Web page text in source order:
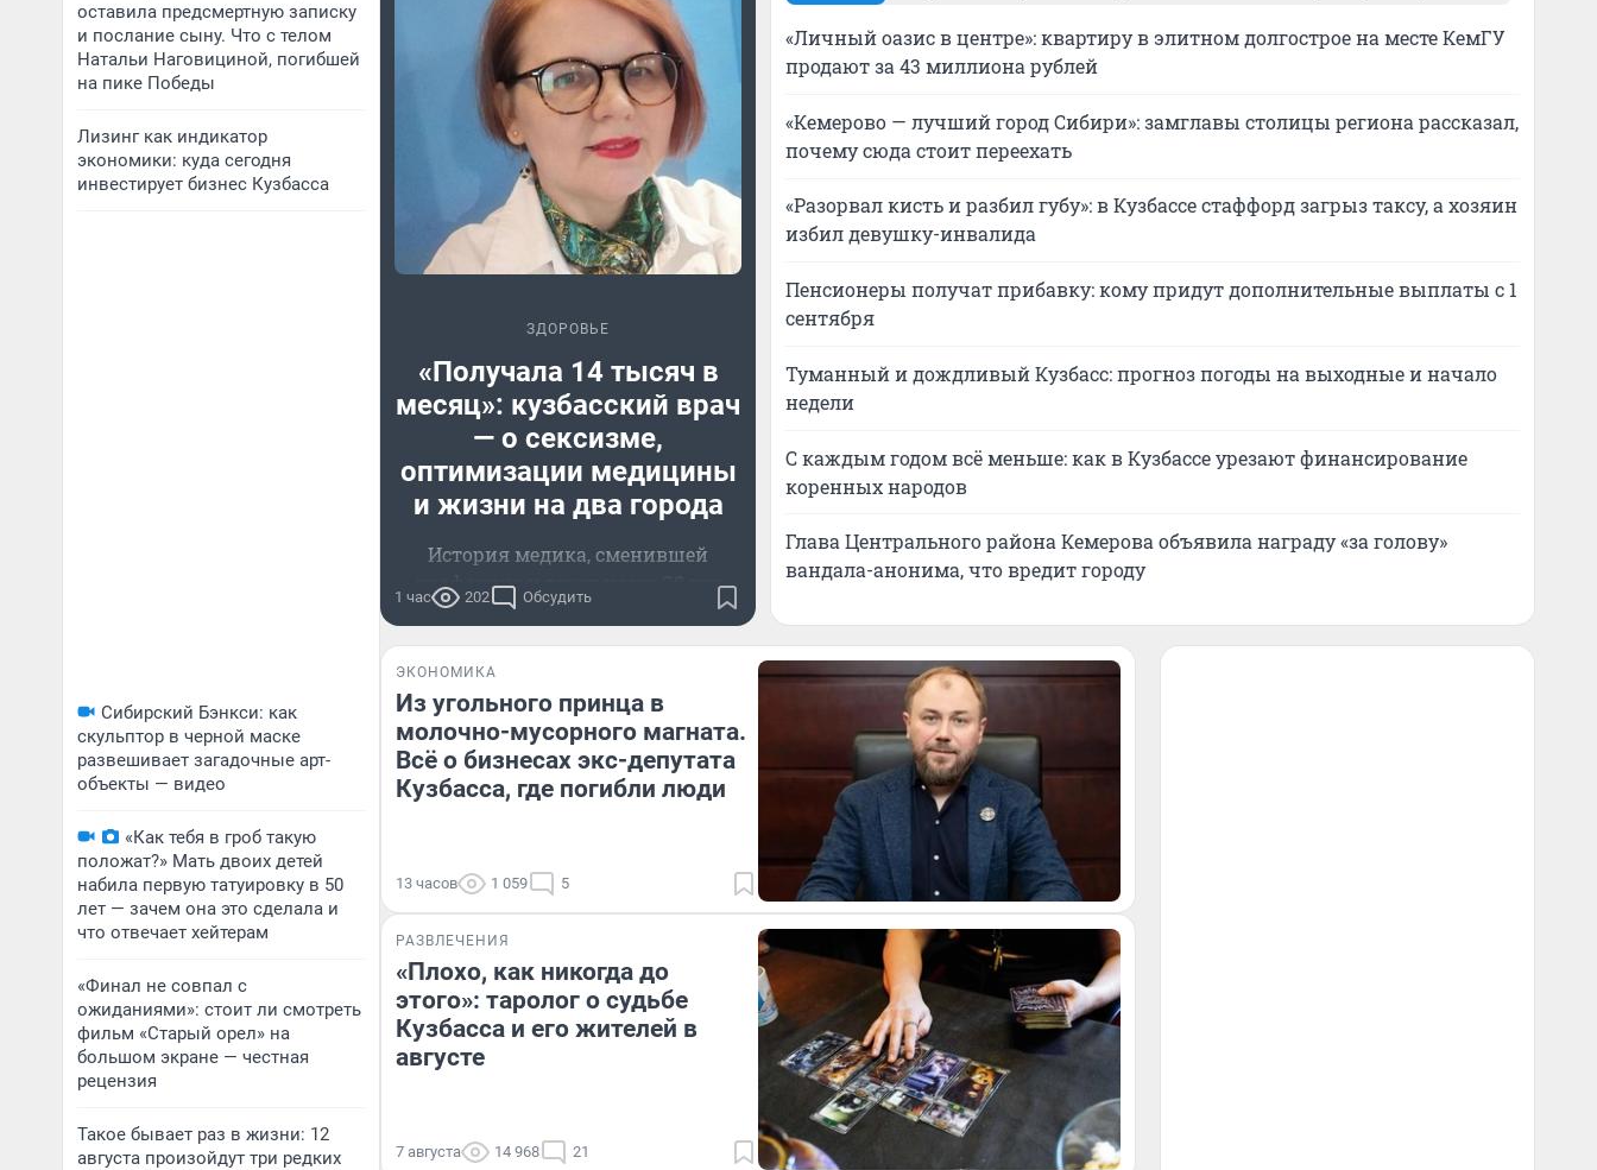
оставила предсмертную записку
и послание сыну. Что с телом
Натальи Наговициной, погибшей
на пике Победы
Лизинг как индикатор
экономики: куда сегодня
инвестирует бизнес Кузбасса
Сибирский Бэнкси: как
скульптор в черной маске
развешивает загадочные арт-
объекты — видео
«Как тебя в гроб такую
положат?» Мать двоих детей
набила первую татуировку в 50
лет — зачем она это сделала и
что отвечает хейтерам
«Финал не совпал с
ожиданиями»: стоит ли смотреть
фильм «Старый орел» на
большом экране — честная
рецензия
Такое бывает раз в жизни: 12
августа произойдут три редких
ЗДОРОВЬЕ
«Получала 14 тысяч в
месяц»: кузбасский врач
— о сексизме,
оптимизации медицины
и жизни на два города
История медика, сменившей
профессию и город после 20 лет
работы
1 час 202 Обсудить
«Личный оазис в центре»: квартиру в элитном долгострое на месте КемГУ
продают за 43 миллиона рублей
«Кемерово — лучший город Сибири»: замглавы столицы региона рассказал,
почему сюда стоит переехать
«Разорвал кисть и разбил губу»: в Кузбассе стаффорд загрыз таксу, а хозяин
избил девушку-инвалида
Пенсионеры получат прибавку: кому придут дополнительные выплаты с 1
сентября
Туманный и дождливый Кузбасс: прогноз погоды на выходные и начало
недели
С каждым годом всё меньше: как в Кузбассе урезают финансирование
коренных народов
Глава Центрального района Кемерова объявила награду «за голову»
вандала-анонима, что вредит городу
ЭКОНОМИКА
Из угольного принца в
молочно-мусорного магната.
Всё о бизнесах экс-депутата
Кузбасса, где погибли люди
13 часов 1 059 5
РАЗВЛЕЧЕНИЯ
«Плохо, как никогда до
этого»: таролог о судьбе
Кузбасса и его жителей в
августе
7 августа 14 968 21